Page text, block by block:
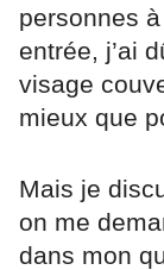
personnes
entrée, j’ai
visage
mieux que
Mais je
on me
dans mon